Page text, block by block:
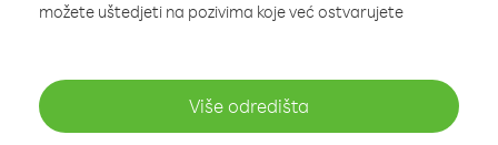
možete uštedjeti na pozivima koje već ostvarujete
Više odredišta